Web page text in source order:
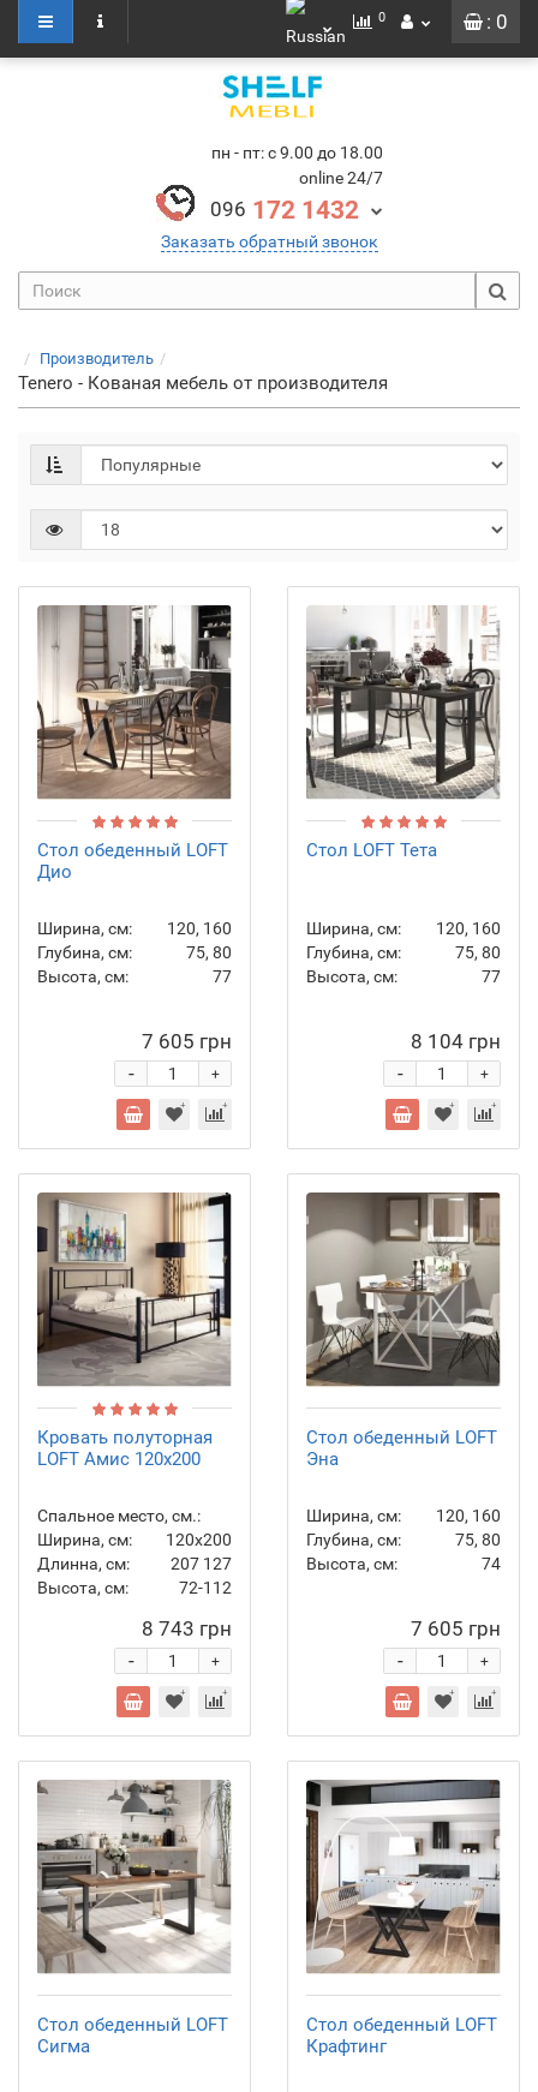
: 0
0
пн - пт: с 9.00 до 18.00
online 24/7
096 172 1432
Заказать обратный звонок
Производитель
Tenero - Кованая мебель от производителя
Стол обеденный LOFT
Дио
Ширина, см:
120, 160
Глубина, см:
75, 80
Высота, см:
77
7 605 грн
+
-
Стол LOFT Тета
Ширина, см:
120, 160
Глубина, см:
75, 80
Высота, см:
77
8 104 грн
+
-
Кровать полуторная
LOFT Амис 120x200
Спальное место, см.:
120х200
Ширина, см:
127
Длинна, см:
207
Высота, см:
72-112
8 743 грн
+
-
Стол обеденный LOFT
Эна
Ширина, см:
120, 160
Глубина, см:
75, 80
Высота, см:
74
7 605 грн
+
-
Стол обеденный LOFT
Сигма
Стол обеденный LOFT
Крафтинг